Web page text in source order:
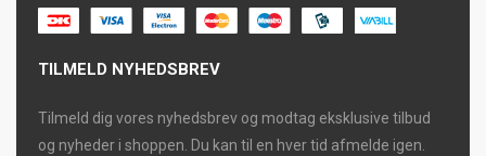
TILMELD NYHEDSBREV
Tilmeld dig vores nyhedsbrev og modtag eksklusive tilbud
og nyheder i shoppen. Du kan til en hver tid afmelde igen.